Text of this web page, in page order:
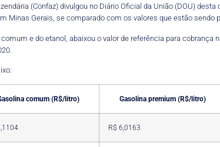
(Confaz) divulgou no Diário Oficial da União (DOU)
Minas Gerais, se comparado com os valores que estão sendo
e do etanol, abaixou o valor de referência para
comum (R$/litro) Gasolina premium (R$/litro)
R$ 6,0163